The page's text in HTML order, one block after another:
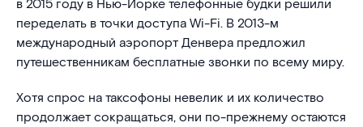
в 2015 году в Нью-Йорке телефонные будки решили
переделать в точки доступа Wi-Fi. В 2013-м
международный аэропорт Денвера предложил
путешественникам бесплатные звонки по всему миру.
Хотя спрос на таксофоны невелик и их количество
продолжает сокращаться, они по-прежнему остаются